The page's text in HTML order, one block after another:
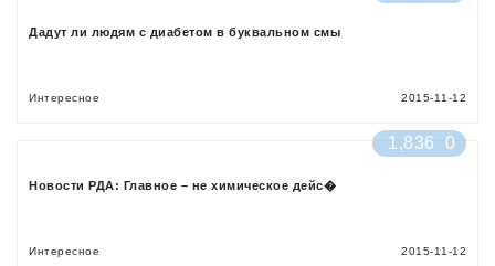
Дадут ли людям с диабетом в буквальном смы
Интересное 2015-11-12
1,836 0
Новости РДА: Главное – не химическое дейс�
Интересное 2015-11-12